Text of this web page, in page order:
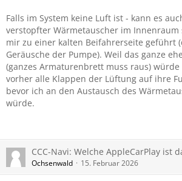
Falls im System keine Luft ist - kann es
verstopfter Wärmetauscher im Innenraum
mir zu einer kalten Beifahrerseite geführt
Geräusche der Pumpe). Weil das ganze
(ganzes Armaturenbrett muss raus)
vorher alle Klappen der Lüftung auf ihre
bevor ich an den Austausch des
würde.
CCC-Navi: Welche AppleCarPlay ist
Ochsenwald 15. Februar 2026